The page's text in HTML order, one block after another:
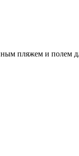
пляжем и полем